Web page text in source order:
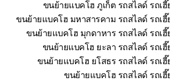
ขนย้ายแบคโฮ ภูเก็ต รถสไลด์ รถเ
ขนย้ายแบคโฮ มหาสารคาม รถสไลด์ รถเ
ขนย้ายแบคโฮ มุกดาหาร รถสไลด์ รถเ
ขนย้ายแบคโฮ ยะลา รถสไลด์ รถเ
ขนย้ายแบคโฮ ยโสธร รถสไลด์ รถเ
ขนย้ายแบคโฮ รถสไลด์ รถเ